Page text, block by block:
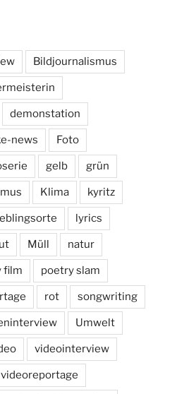
Bildjournalismus
demonstation
news Foto
gelb grün
Klima kyritz
lyrics
Müll natur
film poetry slam
rot songwriting
Umwelt
videointerview
videoreportage